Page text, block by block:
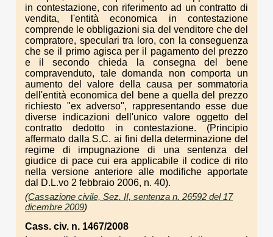
in contestazione, con riferimento ad un contratto di
vendita, l'entità economica in contestazione
comprende le obbligazioni sia del venditore che del
compratore, speculari tra loro, con la conseguenza
che se il primo agisca per il pagamento del prezzo
e il secondo chieda la consegna del bene
compravenduto, tale domanda non comporta un
aumento del valore della causa per sommatoria
dell'entità economica del bene a quella del prezzo
richiesto "ex adverso", rappresentando esse due
diverse indicazioni dell'unico valore oggetto del
contratto dedotto in contestazione. (Principio
affermato dalla S.C. ai fini della determinazione del
regime di impugnazione di una sentenza del
giudice di pace cui era applicabile il codice di rito
nella versione anteriore alle modifiche apportate
dal D.L.vo 2 febbraio 2006, n. 40).
(Cassazione civile, Sez. II, sentenza n. 26592 del 17
dicembre 2009)
Cass. civ. n. 1467/2008